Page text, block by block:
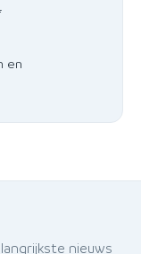
en
nieuws